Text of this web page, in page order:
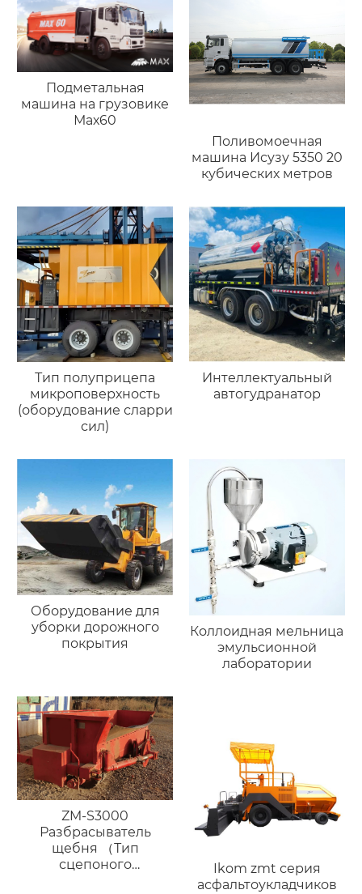
Подметальная
машина на грузовике
Мах60
Поливомоечная
машина Исузу 5350 20
кубических метров
Тип полуприцепа
микроповерхность
(оборудование сларри
сил)
Интеллектуальный
автогудранатор
Оборудование для
уборки дорожного
покрытия
Коллоидная мельница
эмульсионной
лаборатории
ZM-S3000
Разбрасыватель
щебня （Тип
сцепоного
Ikom zmt серия
асфальтоукладчиков